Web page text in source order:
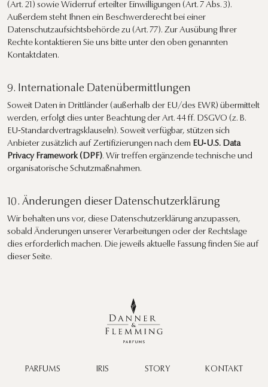
(Art. 21) sowie Widerruf erteilter Einwilligungen (Art. 7 Abs. 3).
Außerdem steht Ihnen ein Beschwerderecht bei einer
Datenschutzaufsichtsbehörde zu (Art. 77). Zur Ausübung Ihrer
Rechte kontaktieren Sie uns bitte unter den oben genannten
Kontaktdaten.
9. Internationale Datenübermittlungen
Soweit Daten in Drittländer (außerhalb der EU/des EWR) übermittelt
werden, erfolgt dies unter Beachtung der Art. 44 ff. DSGVO (z. B.
EU‑Standardvertragsklauseln). Soweit verfügbar, stützen sich
Anbieter zusätzlich auf Zertifizierungen nach dem EU‑U.S. Data
Privacy Framework (DPF). Wir treffen ergänzende technische und
organisatorische Schutzmaßnahmen.
10. Änderungen dieser Datenschutzerklärung
Wir behalten uns vor, diese Datenschutzerklärung anzupassen,
sobald Änderungen unserer Verarbeitungen oder der Rechtslage
dies erforderlich machen. Die jeweils aktuelle Fassung finden Sie auf
dieser Seite.
PARFUMS IRIS STORY KONTAKT